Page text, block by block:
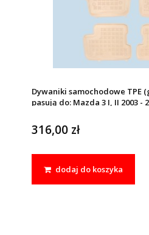
Dywaniki samochodowe TPE
pasują do: Mazda 3 I, II 2003 -
316,00 zł
dodaj do koszyka